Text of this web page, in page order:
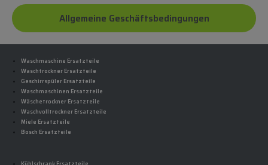
Allgemeine Geschäftsbedingungen
Waschmaschine Ersatzteile
Waschtrockner Ersatzteile
Geschirrspüler Ersatzteile
Waschmaschinen Ersatzteile
Wäschetrockner Ersatzteile
Waschvolltrockner Ersatzteile
Miele Ersatzteile
Bosch Ersatzteile